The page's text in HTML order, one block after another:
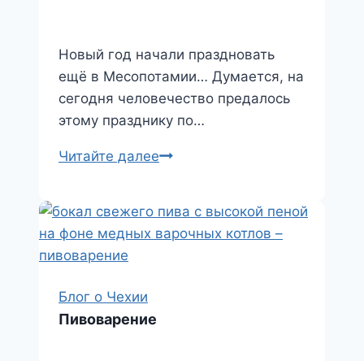
Новый год начали праздновать
ещё в Месопотамии… Думается, на
сегодня человечество предалось
этому празднику по…
Читайте далееНовый
Праге
Блог о Чехии
Пивоварение